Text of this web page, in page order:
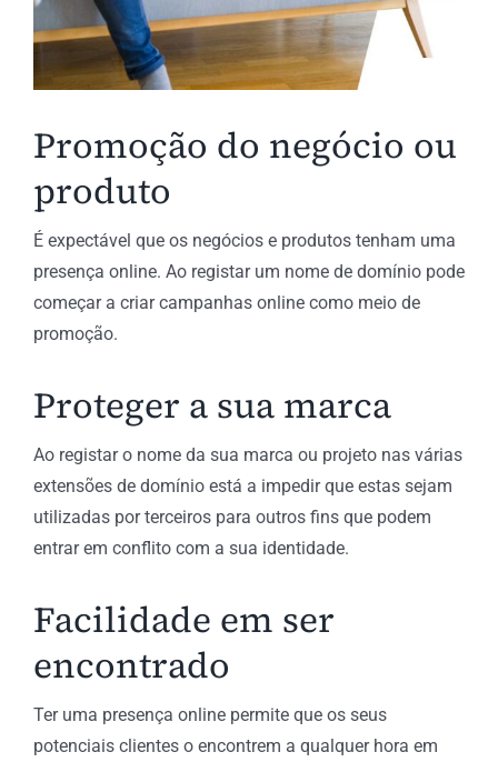
Promoção do negócio ou
produto
É expectável que os negócios e produtos tenham uma
presença online. Ao registar um nome de domínio pode
começar a criar campanhas online como meio de
promoção.
Proteger a sua marca
Ao registar o nome da sua marca ou projeto nas várias
extensões de domínio está a impedir que estas sejam
utilizadas por terceiros para outros fins que podem
entrar em conflito com a sua identidade.
Facilidade em ser
encontrado
Ter uma presença online permite que os seus
potenciais clientes o encontrem a qualquer hora em